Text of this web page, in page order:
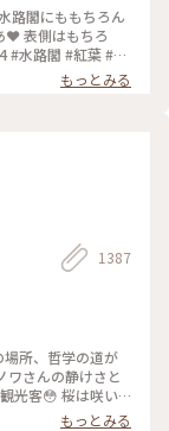
疏水
路閣にももちろん
❤️ 表側はもちろ
もっとみる
1387
所、哲学の道が
ワさんの静けさと
光客😳 桜は咲い
なります☺️ 途中
もっとみる